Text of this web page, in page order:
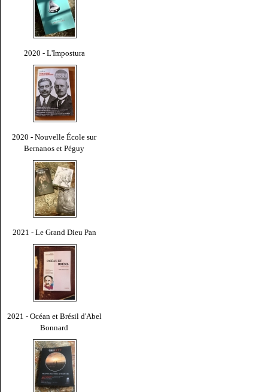
2020 - L'Impostura
2020 - Nouvelle École sur
Bernanos et Péguy
2021 - Le Grand Dieu Pan
2021 - Océan et Brésil d'Abel
Bonnard